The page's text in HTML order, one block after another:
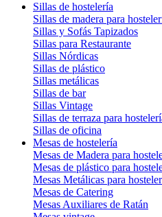
Sillas de hostelería
Sillas de madera para
Sillas y Sofás Tapizados
Sillas para Restaurante
Sillas Nórdicas
Sillas de plástico
Sillas metálicas
Sillas de bar
Sillas Vintage
Sillas de terraza para
Sillas de oficina
Mesas de hostelería
Mesas de Madera para
Mesas de plástico para
Mesas Metálicas para
Mesas de Catering
Mesas Auxiliares de Ratán